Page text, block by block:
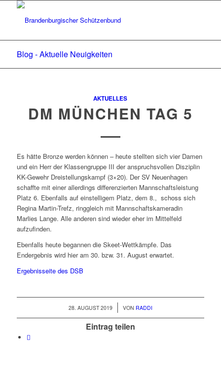
Blog - Aktuelle Neuigkeiten
AKTUELLES
DM MÜNCHEN TAG 5
Es hätte Bronze werden können – heute stellten sich vier Damen
und ein Herr der Klassengruppe III der anspruchsvollen Disziplin
KK-Gewehr Dreistellungskampf (3×20). Der SV Neuenhagen
schaffte mit einer allerdings differenzierten Mannschaftsleistung
Platz 6. Ebenfalls auf einstelligem Platz, dem 8., schoss sich
Regina Martin-Trefz, ringgleich mit Mannschaftskameradin
Marlies Lange. Alle anderen sind wieder eher im Mittelfeld
aufzufinden.
Ebenfalls heute begannen die Skeet-Wettkämpfe. Das
Endergebnis wird hier am 30. bzw. 31. August erwartet.
Ergebnisseite des DSB
28. AUGUST 2019
/ VON RADDI
Eintrag teilen